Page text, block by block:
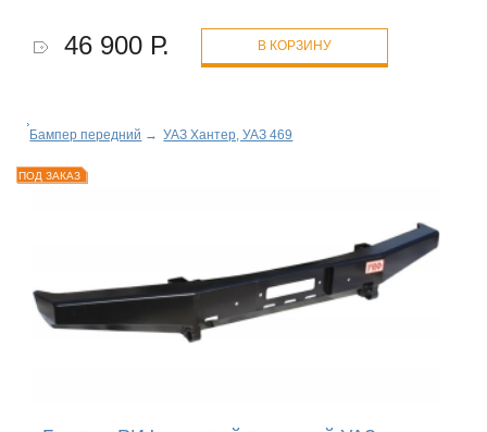
46 900 Р. В КОРЗИНУ
Бампер передний → УАЗ Хантер, УАЗ 469
ПОД ЗАКАЗ